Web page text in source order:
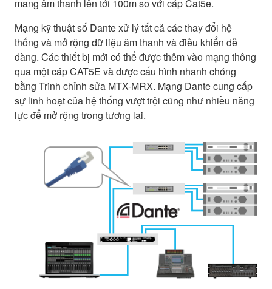
mang âm thanh lên tới 100m so với cáp Cat5e.
Mạng kỹ thuật số Dante xử lý tất cả các thay đổi hệ
thống và mở rộng dữ liệu âm thanh và điều khiển dễ
dàng. Các thiết bị mới có thể được thêm vào mạng thông
qua một cáp CAT5E và được cấu hình nhanh chóng
bằng Trình chỉnh sửa MTX-MRX. Mạng Dante cung cấp
sự linh hoạt của hệ thống vượt trội cũng như nhiều năng
lực để mở rộng trong tương lai.